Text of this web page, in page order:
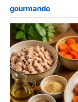
gourmande